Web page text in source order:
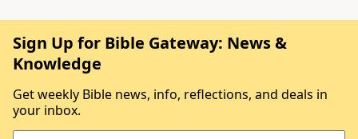
Sign Up for Bible Gateway: News &
Knowledge
Get weekly Bible news, info, reflections, and deals in
your inbox.